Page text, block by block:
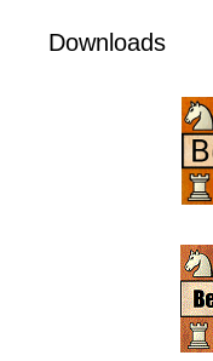
Downloads